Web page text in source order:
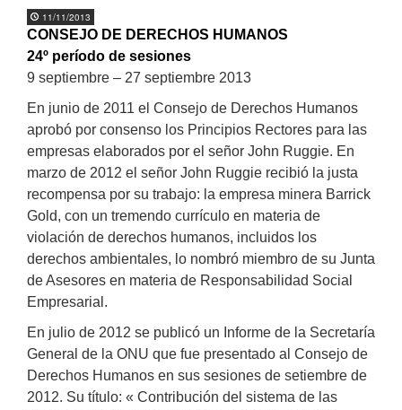
11/11/2013
CONSEJO DE DERECHOS HUMANOS
24º período de sesiones
9 septiembre – 27 septiembre 2013
En junio de 2011 el Consejo de Derechos Humanos
aprobó por consenso los Principios Rectores para las
empresas elaborados por el señor John Ruggie. En
marzo de 2012 el señor John Ruggie recibió la justa
recompensa por su trabajo: la empresa minera Barrick
Gold, con un tremendo currículo en materia de
violación de derechos humanos, incluidos los
derechos ambientales, lo nombró miembro de su Junta
de Asesores en materia de Responsabilidad Social
Empresarial.
En julio de 2012 se publicó un Informe de la Secretaría
General de la ONU que fue presentado al Consejo de
Derechos Humanos en sus sesiones de setiembre de
2012. Su título: « Contribución del sistema de las